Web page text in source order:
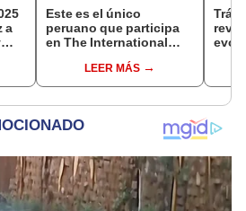
a
Este es el único
peruano que participa
en The International
equipo Heroic
LEER MÁS